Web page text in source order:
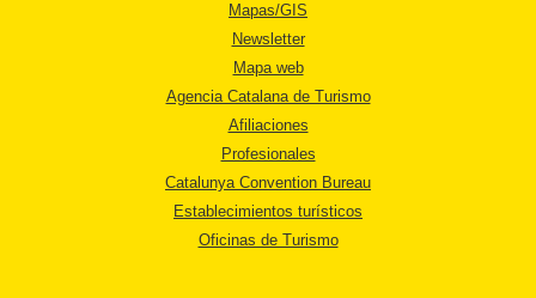
Mapas/GIS
Newsletter
Mapa web
Agencia Catalana de Turismo
Afiliaciones
Profesionales
Catalunya Convention Bureau
Establecimientos turísticos
Oficinas de Turismo